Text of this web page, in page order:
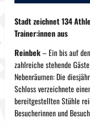
Stadt zeichnet 134
Trainer:innen aus
Reinbek– Ein bis auf
zahlreiche stehende
Nebenräumen: Die
Schloss verzeichnete
bereitgestellten Stühle
Besucherinnen und